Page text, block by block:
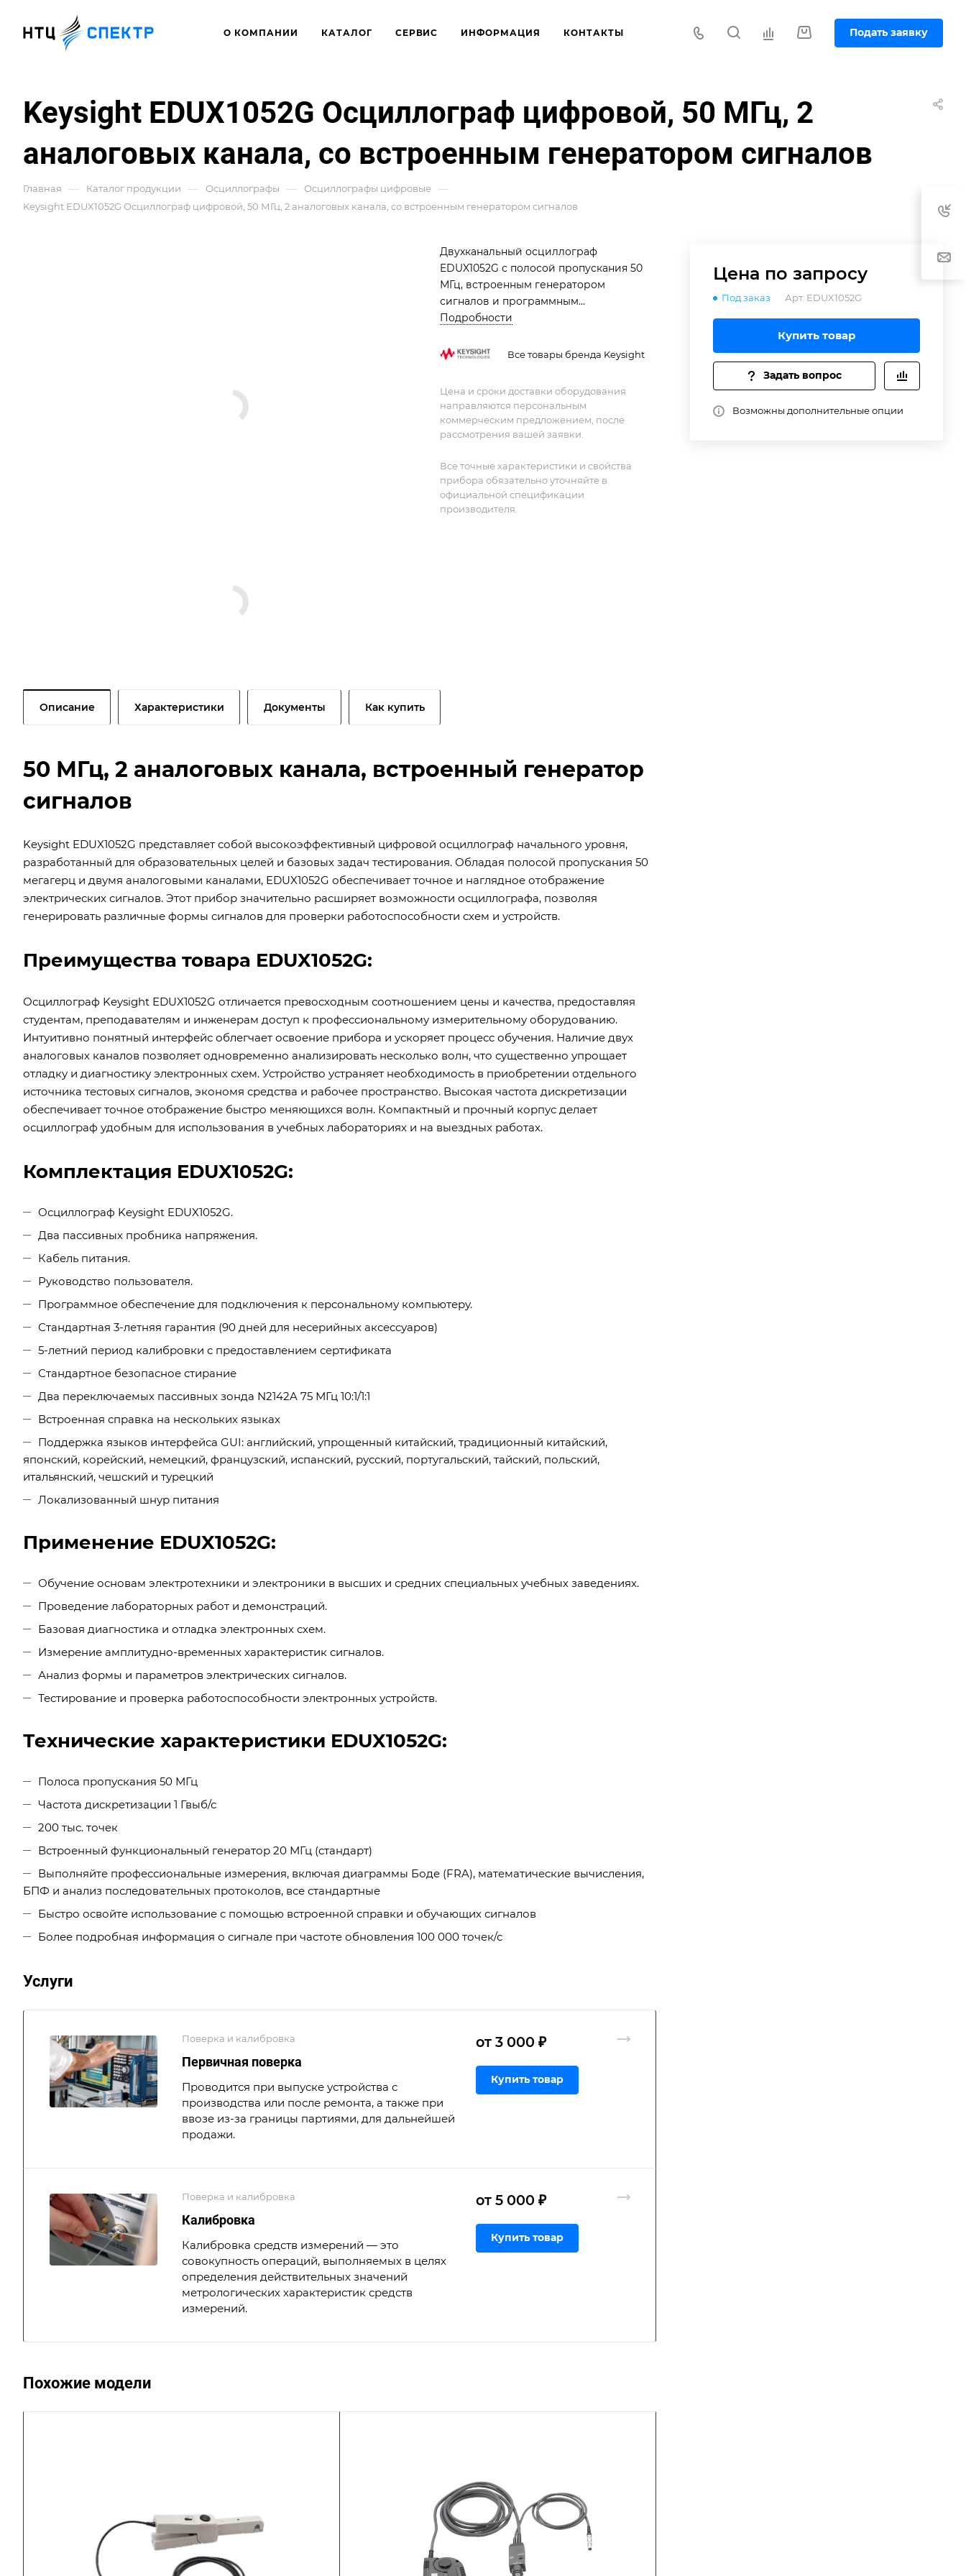
О КОМПАНИИ КАТАЛОГ СЕРВИС ИНФОРМАЦИЯ КОНТАКТЫ Подать заявку
Keysight EDUX1052G Осциллограф цифровой, 50 МГц, 2
аналоговых канала, со встроенным генератором сигналов
Главная — Каталог продукции — Осциллографы — Осциллографы цифровые —
Keysight EDUX1052G Осциллограф цифровой, 50 МГц, 2 аналоговых канала, со встроенным генератором сигналов
Цена по запросу
Под заказ Арт. EDUX1052G
Купить товар
Задать вопрос
Возможны дополнительные опции
Двухканальный осциллограф
EDUX1052G с полосой пропускания 50
МГц, встроенным генератором
сигналов и программным
обеспечением для ПК для управления,
функциональный, универсальный.
Подробности
Все товары бренда Keysight
Цена и сроки доставки оборудования
направляются персональным
коммерческим предложением, после
рассмотрения вашей заявки.
Все точные характеристики и свойства
прибора обязательно уточняйте в
официальной спецификации
производителя.
Описание Характеристики Документы Как купить
50 МГц, 2 аналоговых канала, встроенный генератор
сигналов
Keysight EDUX1052G представляет собой высокоэффективный цифровой осциллограф начального уровня,
разработанный для образовательных целей и базовых задач тестирования. Обладая полосой пропускания 50
мегагерц и двумя аналоговыми каналами, EDUX1052G обеспечивает точное и наглядное отображение
электрических сигналов. Этот прибор значительно расширяет возможности осциллографа, позволяя
генерировать различные формы сигналов для проверки работоспособности схем и устройств.
Преимущества товара EDUX1052G:
Осциллограф Keysight EDUX1052G отличается превосходным соотношением цены и качества, предоставляя
студентам, преподавателям и инженерам доступ к профессиональному измерительному оборудованию.
Интуитивно понятный интерфейс облегчает освоение прибора и ускоряет процесс обучения. Наличие двух
аналоговых каналов позволяет одновременно анализировать несколько волн, что существенно упрощает
отладку и диагностику электронных схем. Устройство устраняет необходимость в приобретении отдельного
источника тестовых сигналов, экономя средства и рабочее пространство. Высокая частота дискретизации
обеспечивает точное отображение быстро меняющихся волн. Компактный и прочный корпус делает
осциллограф удобным для использования в учебных лабораториях и на выездных работах.
Комплектация EDUX1052G:
Осциллограф Keysight EDUX1052G.
Два пассивных пробника напряжения.
Кабель питания.
Руководство пользователя.
Программное обеспечение для подключения к персональному компьютеру.
Стандартная 3-летняя гарантия (90 дней для несерийных аксессуаров)
5-летний период калибровки с предоставлением сертификата
Стандартное безопасное стирание
Два переключаемых пассивных зонда N2142A 75 МГц 10:1/1:1
Встроенная справка на нескольких языках
Поддержка языков интерфейса GUI: английский, упрощенный китайский, традиционный китайский,
японский, корейский, немецкий, французский, испанский, русский, португальский, тайский, польский,
итальянский, чешский и турецкий
Локализованный шнур питания
Применение EDUX1052G:
Обучение основам электротехники и электроники в высших и средних специальных учебных заведениях.
Проведение лабораторных работ и демонстраций.
Базовая диагностика и отладка электронных схем.
Измерение амплитудно-временных характеристик сигналов.
Анализ формы и параметров электрических сигналов.
Тестирование и проверка работоспособности электронных устройств.
Технические характеристики EDUX1052G:
Полоса пропускания 50 МГц
Частота дискретизации 1 Гвыб/с
200 тыс. точек
Встроенный функциональный генератор 20 МГц (стандарт)
Выполняйте профессиональные измерения, включая диаграммы Боде (FRA), математические вычисления,
БПФ и анализ последовательных протоколов, все стандартные
Быстро освойте использование с помощью встроенной справки и обучающих сигналов
Более подробная информация о сигнале при частоте обновления 100 000 точек/с
Услуги
Поверка и калибровка
Первичная поверка
Проводится при выпуске устройства с
производства или после ремонта, а также при
ввозе из-за границы партиями, для дальнейшей
продажи.
от 3 000 ₽
Купить товар
Поверка и калибровка
Калибровка
Калибровка средств измерений — это
совокупность операций, выполняемых в целях
определения действительных значений
метрологических характеристик средств
измерений.
от 5 000 ₽
Купить товар
Похожие модели